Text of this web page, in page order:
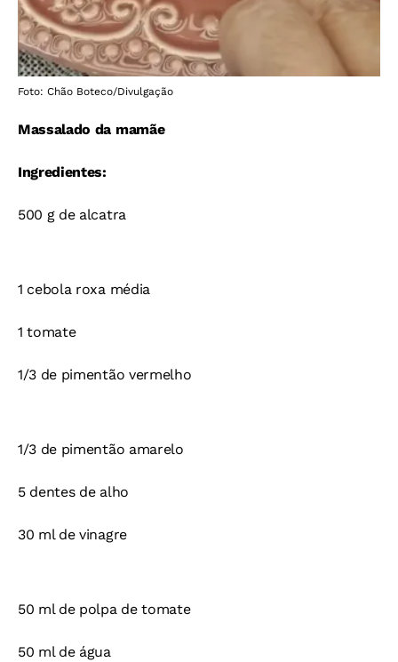
Foto: Chão Boteco/Divulgação
Massalado da mamãe
Ingredientes:
500 g de alcatra
1 cebola roxa média
1 tomate
1/3 de pimentão vermelho
1/3 de pimentão amarelo
5 dentes de alho
30 ml de vinagre
50 ml de polpa de tomate
50 ml de água